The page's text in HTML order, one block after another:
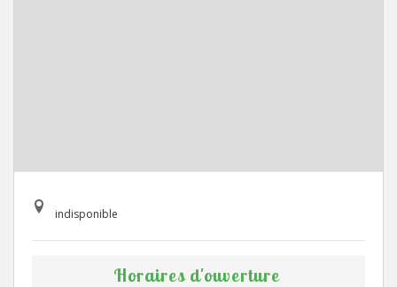
indisponible
Horaires d'ouverture